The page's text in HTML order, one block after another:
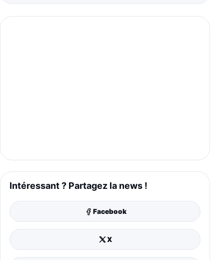
Intéressant ? Partagez la news !
Facebook
X